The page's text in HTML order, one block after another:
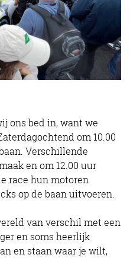
ons bed in, want we
om 10.00
Verschillende
en om 12.00 uur
race hun motoren
op de baan uitvoeren.
van verschil met een
en soms heerlijk
en staan waar je wilt,